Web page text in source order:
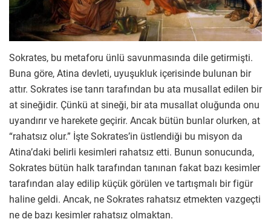
Sokrates, bu metaforu ünlü savunmasında dile getirmişti.
Buna göre, Atina devleti, uyuşukluk içerisinde bulunan bir
attır. Sokrates ise tanrı tarafından bu ata musallat edilen bir
at sineğidir. Çünkü at sineği, bir ata musallat oluğunda onu
uyandırır ve harekete geçirir. Ancak bütün bunlar olurken, at
“rahatsız olur.” İşte Sokrates’in üstlendiği bu misyon da
Atina’daki belirli kesimleri rahatsız etti. Bunun sonucunda,
Sokrates bütün halk tarafından tanınan fakat bazı kesimler
tarafından alay edilip küçük görülen ve tartışmalı bir figür
haline geldi. Ancak, ne Sokrates rahatsız etmekten vazgeçti
ne de bazı kesimler rahatsız olmaktan.